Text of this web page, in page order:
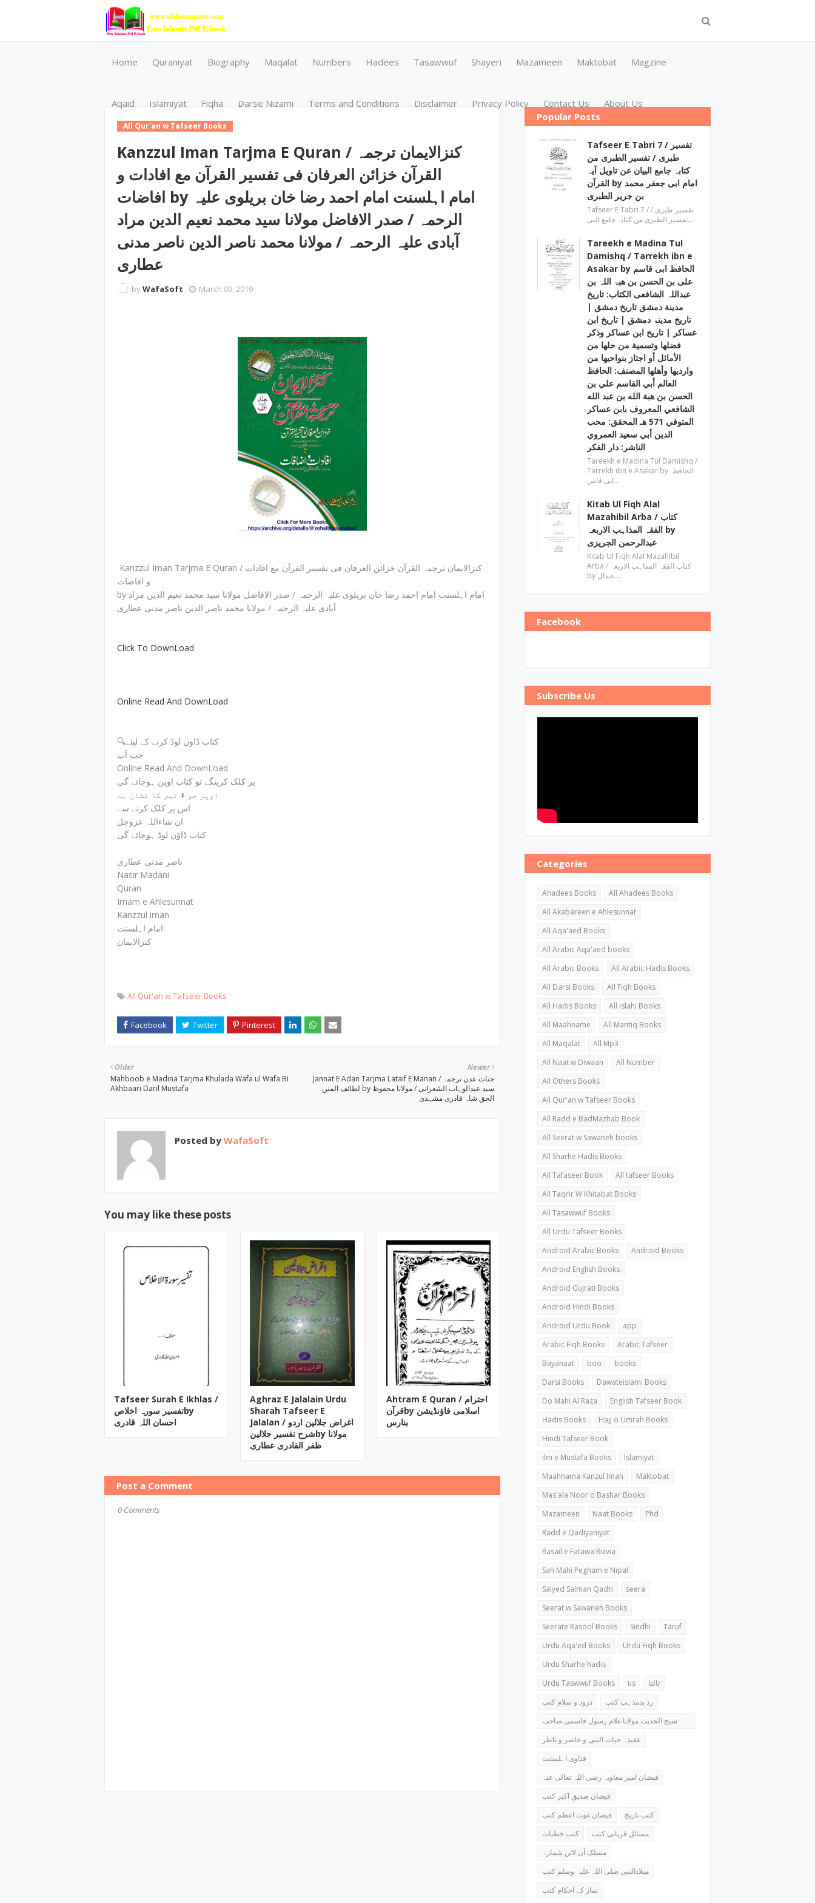
Home Quraniyat Biography Maqalat Numbers Hadees Tasawwuf Shayeri Mazameen Maktobat Magzine
Aqaid Islamiyat Fiqha Darse Nizami Terms and Conditions Disclaimer Privacy Policy Contact Us About Us
All Qur'an w Tafseer Books
Kanzzul Iman Tarjma E Quran / کنزالایمان ترجمہ
القرآن خزائن العرفان فی تفسیر القرآن مع افادات و
افاضات by امام اہلسنت امام احمد رضا خان بریلوی علیہ
الرحمہ / صدر الافاضل مولانا سید محمد نعیم الدین مراد
آبادی علیہ الرحمہ / مولانا محمد ناصر الدین ناصر مدنی
عطاری
byWafaSoft March 09, 2019
Kanzzul Iman Tarjma E Quran / کنزالایمان ترجمہ القرآن خزائن العرفان فی تفسیر القرآن مع افادات
و افاضات
by امام اہلسنت امام احمد رضا خان بریلوی علیہ الرحمہ / صدر الافاضل مولانا سید محمد نعیم الدین مراد
آبادی علیہ الرحمہ / مولانا محمد ناصر الدین ناصر مدنی عطاری
Click To DownLoad
Online Read And DownLoad
🔍کتاب ڈاون لوڈ کرنے کے لیئے
جب آپ
Online Read And DownLoad
پر کلک کرینگے تو کتاب اوپن ہوجائے گی
اوپر جو ⬇ تیر کا نشان ہے
اس پر کلک کرنے سے
ان شاءاللہ عزوجل
کتاب ڈاؤن لوڈ ہوجائے گی
ناصر مدنی عطاری
Nasir Madani
Quran
Imam e Ahlesunnat
Kanzzul iman
امام اہلسنت
کنزالایمان
All Qur'an w Tafseer Books
Newer
Jannat E Adan Tarjma Lataif E Manan / جنات عدن ترجمہ
لطائف المنن by سید عبدالوہاب الشعرانی / مولانا محفوظ
الحق شاہ قادری مشہدی
Older
Mahboob e Madina Tarjma Khulada Wafa ul Wafa Bi
Akhbaari Daril Mustafa
Posted by WafaSoft
You may like these posts
Tafseer Surah E Ikhlas /
تفسیر سورہ اخلاصby
احسان اللہ قادری
Aghraz E Jalalain Urdu
Sharah Tafseer E
Jalalan / اغراض جلالین اردو
شرح تفسیر جلالینby مولانا
ظفر القادری عطاری
Ahtram E Quran ‎/ احترام
قرآنby ‎اسلامی فاؤنڈیشن
بنارس
Post a Comment
0 Comments
Popular Posts
Tafseer E Tabri 7 / تفسیر
طبری / تفسیر الطبری من
کتابہ جامع البیان عن تاویل آیہ
القرآن by امام ابی جعفر محمد
بن جریر الطبری
Tafseer E Tabri 7 / تفسیر طبری /
تفسیر الطبری من کتابہ جامع البی…
Tareekh e Madina Tul
Damishq / Tarrekh ibn e
Asakar by الحافظ ابی قاسم
علی بن الحسن بن ھبۃ اللہ بن
عبداللہ الشافعی الكتاب: تاريخ
مدينة دمشق تاريخ دمشق |
تاریخ مدینۃ دمشق | تاریخ ابن
عساکر | تاريخ ابن عساكر وذكر
فضلها وتسمية من حلها من
الأماثل أو اجتاز بنواحيها من
وارديها وأهلها المصنف: الحافظ
العالم أبي القاسم علي بن
الحسن بن هبة الله بن عبد الله
الشافعي المعروف بابن عساكر
المتوفي 571 هـ المحقق: محب
الدين أبي سعيد العمروي
الناشر: دار الفكر
Tareekh e Madina Tul Damishq /
Tarrekh ibn e Asakar by الحافظ
ابی قاس…
Kitab Ul Fiqh Alal
Mazahibil Arba / کتاب
الفقہ المذاہب الاربعہ by
عبدالرحمن الجریزی
Kitab Ul Fiqh Alal Mazahibil
Arba / کتاب الفقہ المذاہب الاربعہ
by عبدال…
Facebook
Subscribe Us
Categories
Ahadees Books
All Ahadees Books
All Akabareen e Ahlesunnat
All Aqa'aed Books
All Arabic Aqa'aed books
All Arabic Books
All Arabic Hadis Books
All Darsi Books
All Fiqh Books
All Hadis Books
All islahi Books
All Maahname
All Mantiq Books
All Maqalat
All Mp3
All Naat w Diwaan
All Number
All Others Books
All Qur'an w Tafseer Books
All Radd e BadMazhab Book
All Seerat w Sawaneh books
All Sharhe Hadis Books
All Tafaseer Book
All tafseer Books
All Taqrir W Khitabat Books
All Tasawwuf Books
All Urdu Tafseer Books
Android Arabic Books
Android Books
Android English Books
Android Gujrati Books
Android Hindi Books
Android Urdu Book
app
Arabic Fiqh Books
Arabic Tafseer
Bayanaat
boo
books
Darsi Books
Dawateislami Books
Do Mahi Al Raza
English Tafseer Book
Hadis Books
Hajj o Umrah Books
Hindi Tafseer Book
ilm e Mustafa Books
Islamiyat
Maahnama Kanzul Iman
Maktobat
Mas'ala Noor o Bashar Books
Mazameen
Naat Books
Phd
Radd e Qadiyaniyat
Rasail e Fatawa Rizvia
Sah Mahi Pegham e Nipal
Saiyed Salman Qadri
seera
Seerat w Sawaneh Books
Seerate Rasool Books
Sindhi
Taruf
Urdu Aqa'ed Books
Urdu Fiqh Books
Urdu Sharhe hadis
Urdu Taswwuf Books
us
ثالثا
درود و سلام کتب
رد بدمذہب کتب
شیخ الحدیث مولانا غلام رسول قاسمی صاحب
کتب
عقیدہ حیات النبی و حاضر و ناظر
فتاوی اہلسنت
فیضان امیر معاویہ رضی اللہ تعالی عنہ
فیضان صدیق اکبر کتب
فیضان غوث اعظم کتب
کتب تاریخ
کتب خطبات
مسائل قربانی کتب
مسلک آن لائن شمارہ
میلادالنبی صلی اللہ علیہ وسلم کتب
نماز کے احکام کتب